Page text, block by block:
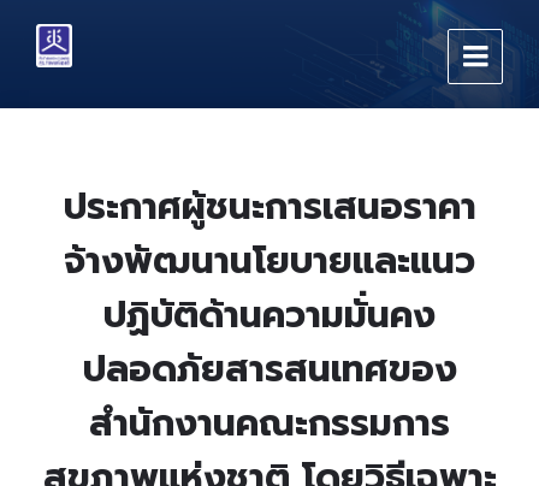
content
main
footer
ประกาศผู้ชนะการเสนอราคา
จ้างพัฒนานโยบายและแนว
ปฏิบัติด้านความมั่นคง
ปลอดภัยสารสนเทศของ
สำนักงานคณะกรรมการ